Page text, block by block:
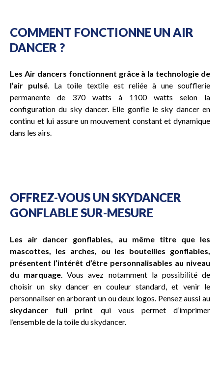
COMMENT FONCTIONNE UN AIR
DANCER ?
Les Air dancers fonctionnent grâce à la technologie de
l’air pulsé. La toile textile est reliée à une soufflerie
permanente de 370 watts à 1100 watts selon la
configuration du sky dancer. Elle gonfle le sky dancer en
continu et lui assure un mouvement constant et dynamique
dans les airs.
OFFREZ-VOUS UN SKYDANCER
GONFLABLE SUR-MESURE
Les air dancer gonflables, au même titre que les
mascottes, les arches, ou les bouteilles gonflables,
présentent l’intérêt d’être personnalisables au niveau
du marquage . Vous avez notamment la possibilité de
choisir un sky dancer en couleur standard, et venir le
personnaliser en arborant un ou deux logos. Pensez aussi au
skydancer full print qui vous permet d’imprimer
l’ensemble de la toile du skydancer.